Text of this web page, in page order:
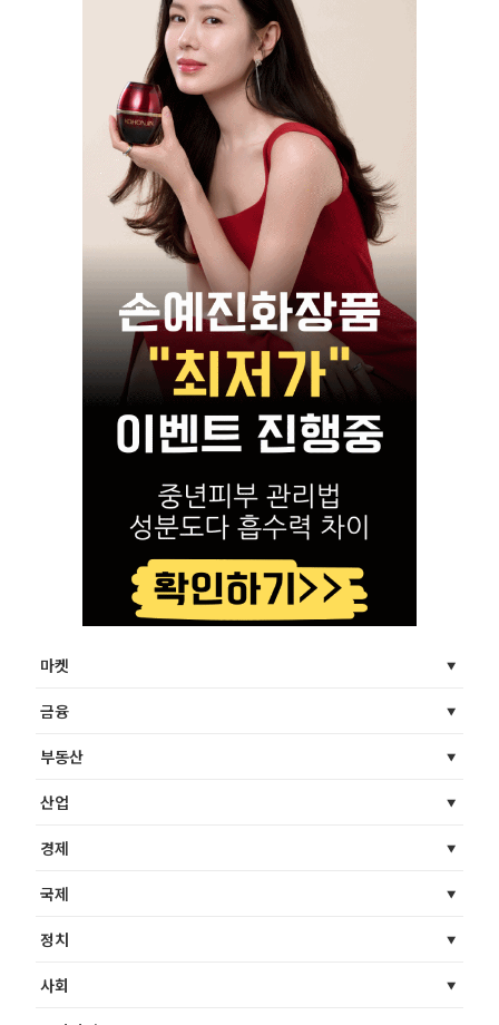
마켓
금융
부동산
산업
경제
국제
정치
사회